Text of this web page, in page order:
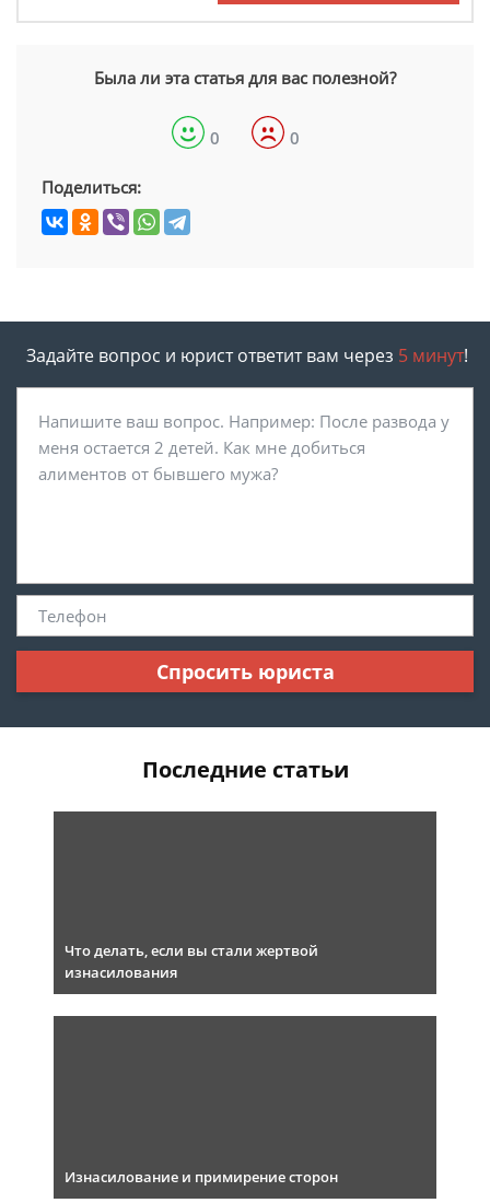
Была ли эта статья для вас полезной?
0 0
Поделиться:
Задайте вопрос и юрист ответит вам через 5 минут!
Спросить юриста
Последние статьи
Что делать, если вы стали жертвой
изнасилования
Изнасилование и примирение сторон